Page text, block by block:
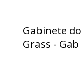
Gabinete
Grass - Gab